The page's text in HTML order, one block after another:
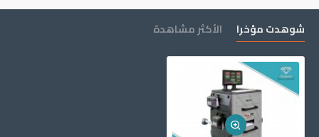
شوهدت مؤخرا الأكثر مشاهدة